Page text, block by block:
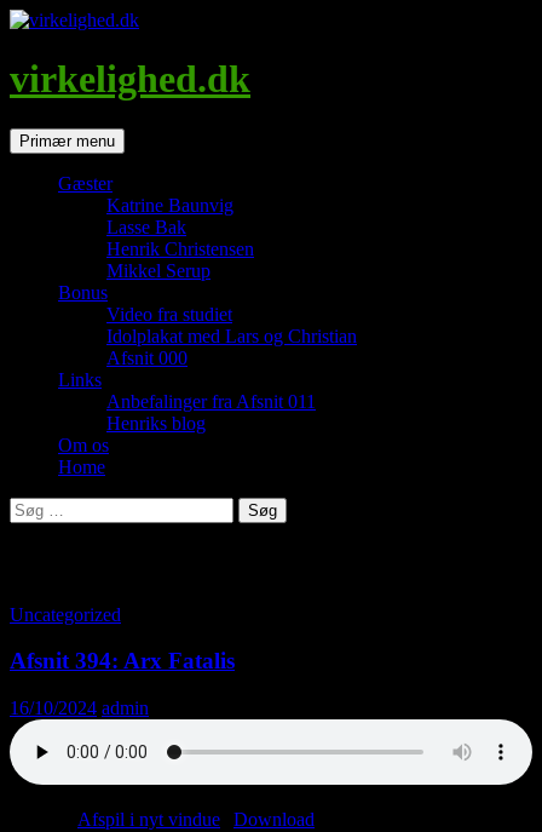
Hop
indhold
virkelighed.dk
SøgPrimær menu
Gæster
Katrine Baunvig
Lasse Bak
Henrik Christensen
Mikkel Serup
Bonus
Video fra studiet
Idolplakat med Lars og Christian
Afsnit 000
Links
Anbefalinger fra Afsnit 011
Henriks blog
Om os
Home
Søg
efter:
Uncategorized
Afsnit 394: Arx Fatalis
16/10/2024 admin
Afspil i nyt vindue Download